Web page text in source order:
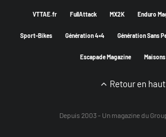
VTTAE.fr FullAttack MX2K Enduro
Sport-Bikes Génération 4×4 Génération Sans
Escapade Magazine
Retour en haut
Depuis 2003 - Un magazine du